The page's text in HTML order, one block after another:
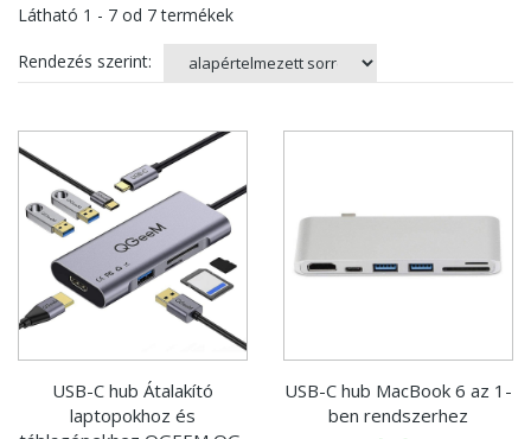
Látható 1 - 7 od 7termékek
Rendezés szerint:
USB-C hub Átalakító
laptopokhoz és
USB-C hub MacBook 6 az 1-
ben rendszerhez